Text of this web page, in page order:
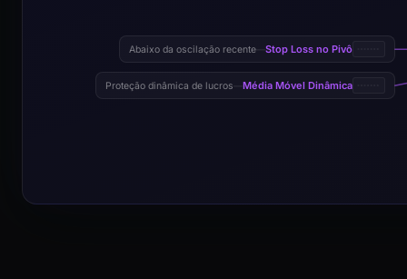
Stop Loss no Pivô
Abaixo da oscilação recente
Média Móvel Dinâmica
Proteção dinâmica de lucros